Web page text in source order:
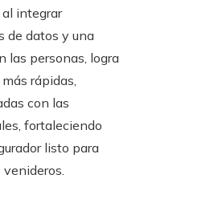
integrar
de datos y una
las personas, logra
rápidas,
con las
fortaleciendo
listo para